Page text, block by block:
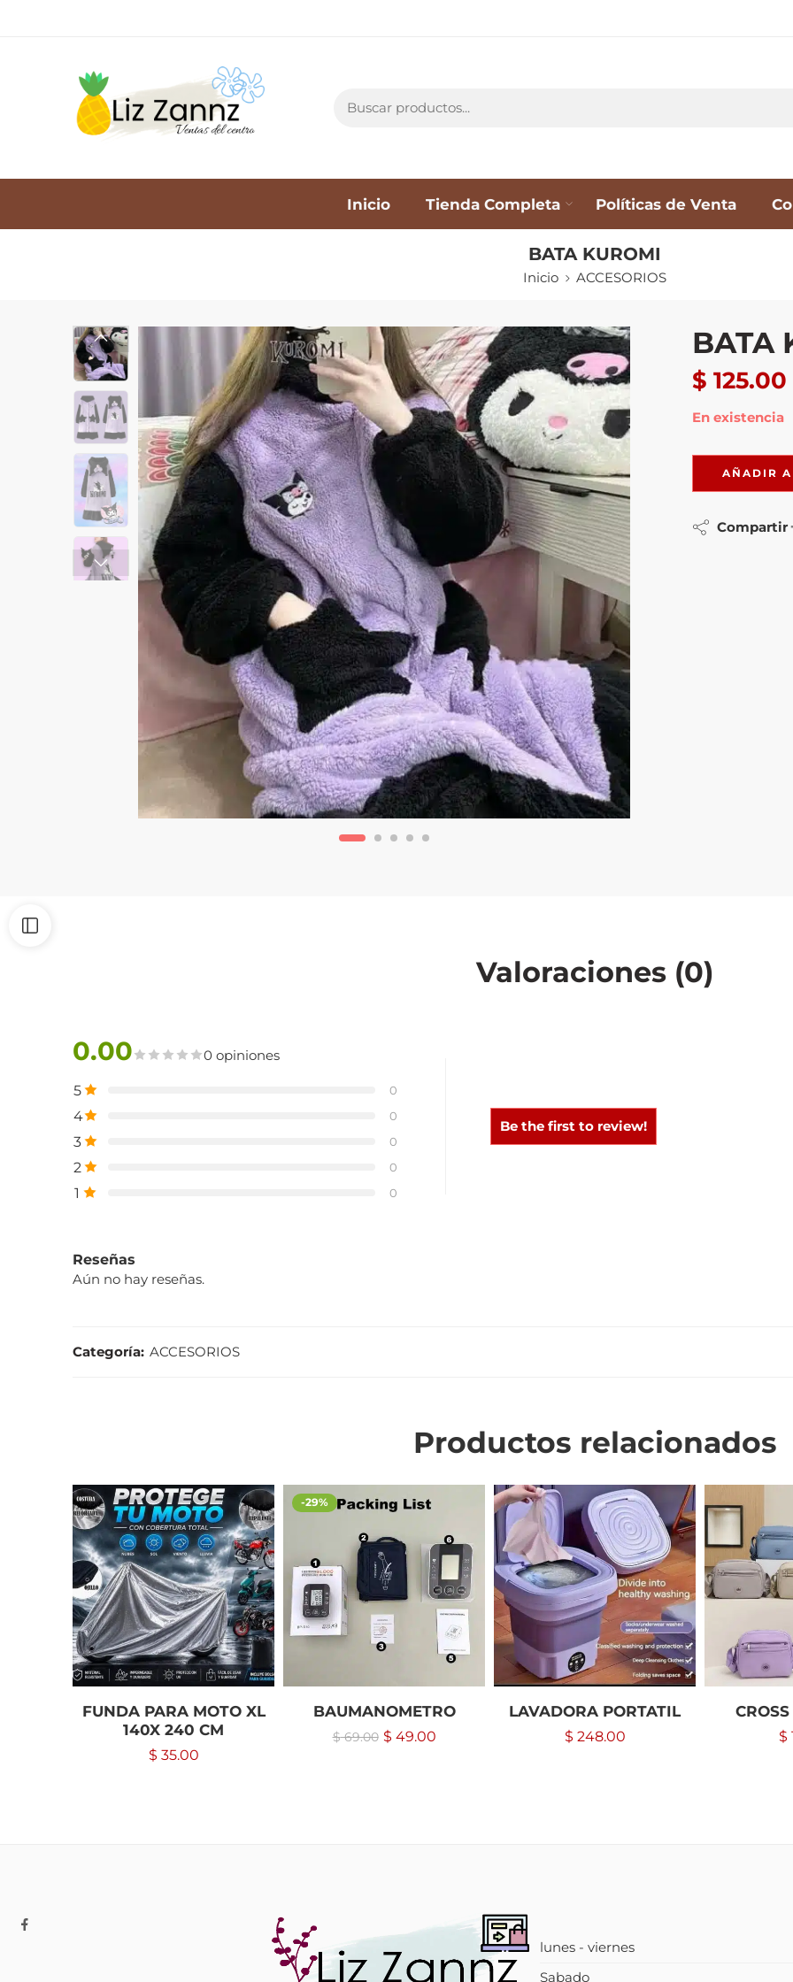
Inicio Tienda Completa Políticas de Venta
BATA KUROMI
Inicio ACCESORIOS
BATA
$ 125.00
En existencia
AÑADIR
Compartir
Valoraciones (0)
0.00 0 opiniones
5 0
4 0
3 0
2 0
1 0
Be the first to review!
Reseñas
Aún no hay reseñas.
Categoría: ACCESORIOS
Productos relacionados
FUNDA PARA MOTO XL
140X 240 CM
$ 35.00
-29%
BAUMANOMETRO
$69.00 $ 49.00
LAVADORA PORTATIL
$ 248.00 $
lunes - viernes
Sabado